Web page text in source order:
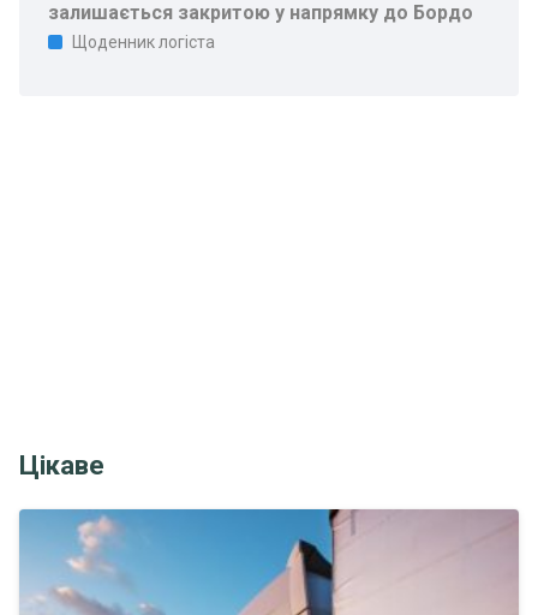
залишається закритою у напрямку до Бордо
Щоденник логіста
Цікаве